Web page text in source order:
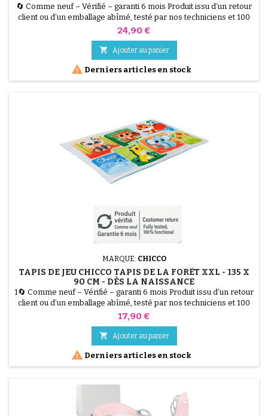
🔄 Comme neuf – Vérifié – garanti 6 mois Produit issu d’un retour
client ou d’un emballage abîmé, testé par nos techniciens et 100
% fonctionnel. Ce Pèse-Bébé Électronique Chicco Digital (Blanc)
intègre 3 fonctions essentielles : la Fonction Tare (pour peser
bébé avec une serviette), le...
Prix
24,90 €
 Ajouter au panier
 Derniers articles en stock
MARQUE: CHICCO
TAPIS DE JEU CHICCO TAPIS DE LA FORÊT XXL - 135 X
90 CM - DÈS LA NAISSANCE
1🔄 Comme neuf – Vérifié – garanti 6 mois Produit issu d’un retour
client ou d’un emballage abîmé, testé par nos techniciens et 100
% fonctionnel. Offrez à votre bébé un espace de jeu géant avec le
larges (135 x 90 cm) offrent une liberté de mouvement unique. Ce
tapis doux, rembourré et très...
Prix
17,90 €
 Ajouter au panier
 Derniers articles en stock